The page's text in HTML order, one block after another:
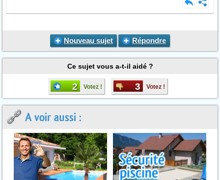
Nouveau sujet Répondre
Ce sujet vous a-t-il aidé ?
2 Votez ! 3 Votez !
A voir aussi :